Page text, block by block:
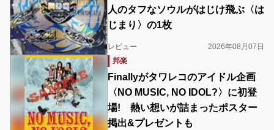
人のタフなソウルがはじけ飛ぶ〈は
じまり〉の1枚
レビュー
2026年08月07日
邦楽
Finallyがタワレコのアイドル企画
〈NO MUSIC, NO IDOL?〉に初登
場! 熱い想いが詰まったポスター
掲出&プレゼントも